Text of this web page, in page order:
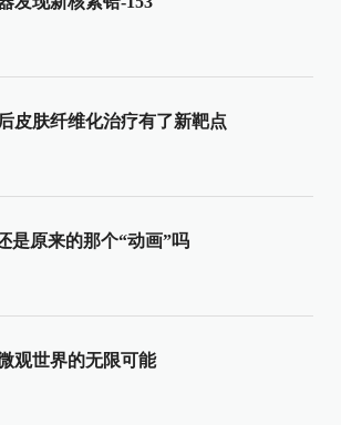
皮肤纤维化治疗有了新靶点
是原来的那个“动画”吗
观世界的无限可能